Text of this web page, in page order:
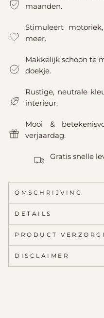
maanden.
Stimuleert
meer.
Makkelijk schoon te
doekje.
Rustige, neutrale
interieur.
Mooi &
verjaardag.
Gratis snelle
OMSCHRIJVING
DETAILS
PRODUCT
DISCLAIMER